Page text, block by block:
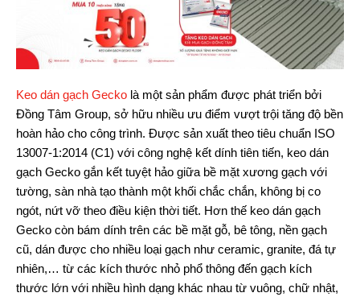
Keo dán gạch Gecko là một sản phẩm được phát triển bởi
Đồng Tâm Group, sở hữu nhiều ưu điểm vượt trội tăng độ bền
hoàn hảo cho công trình. Được sản xuất theo tiêu chuẩn ISO
13007-1:2014 (C1) với công nghệ kết dính tiên tiến, keo dán
gạch Gecko gắn kết tuyệt hảo giữa bề mặt xương gạch với
tường, sàn nhà tạo thành một khối chắc chắn, không bị co
ngót, nứt vỡ theo điều kiện thời tiết. Hơn thế keo dán gạch
Gecko còn bám dính trên các bề mặt gỗ, bê tông, nền gạch
cũ, dán được cho nhiều loại gạch như ceramic, granite, đá tự
nhiên,… từ các kích thước nhỏ phổ thông đến gạch kích
thước lớn với nhiều hình dạng khác nhau từ vuông, chữ nhật,